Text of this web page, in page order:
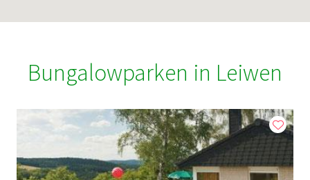
Bungalowparken in Leiwen